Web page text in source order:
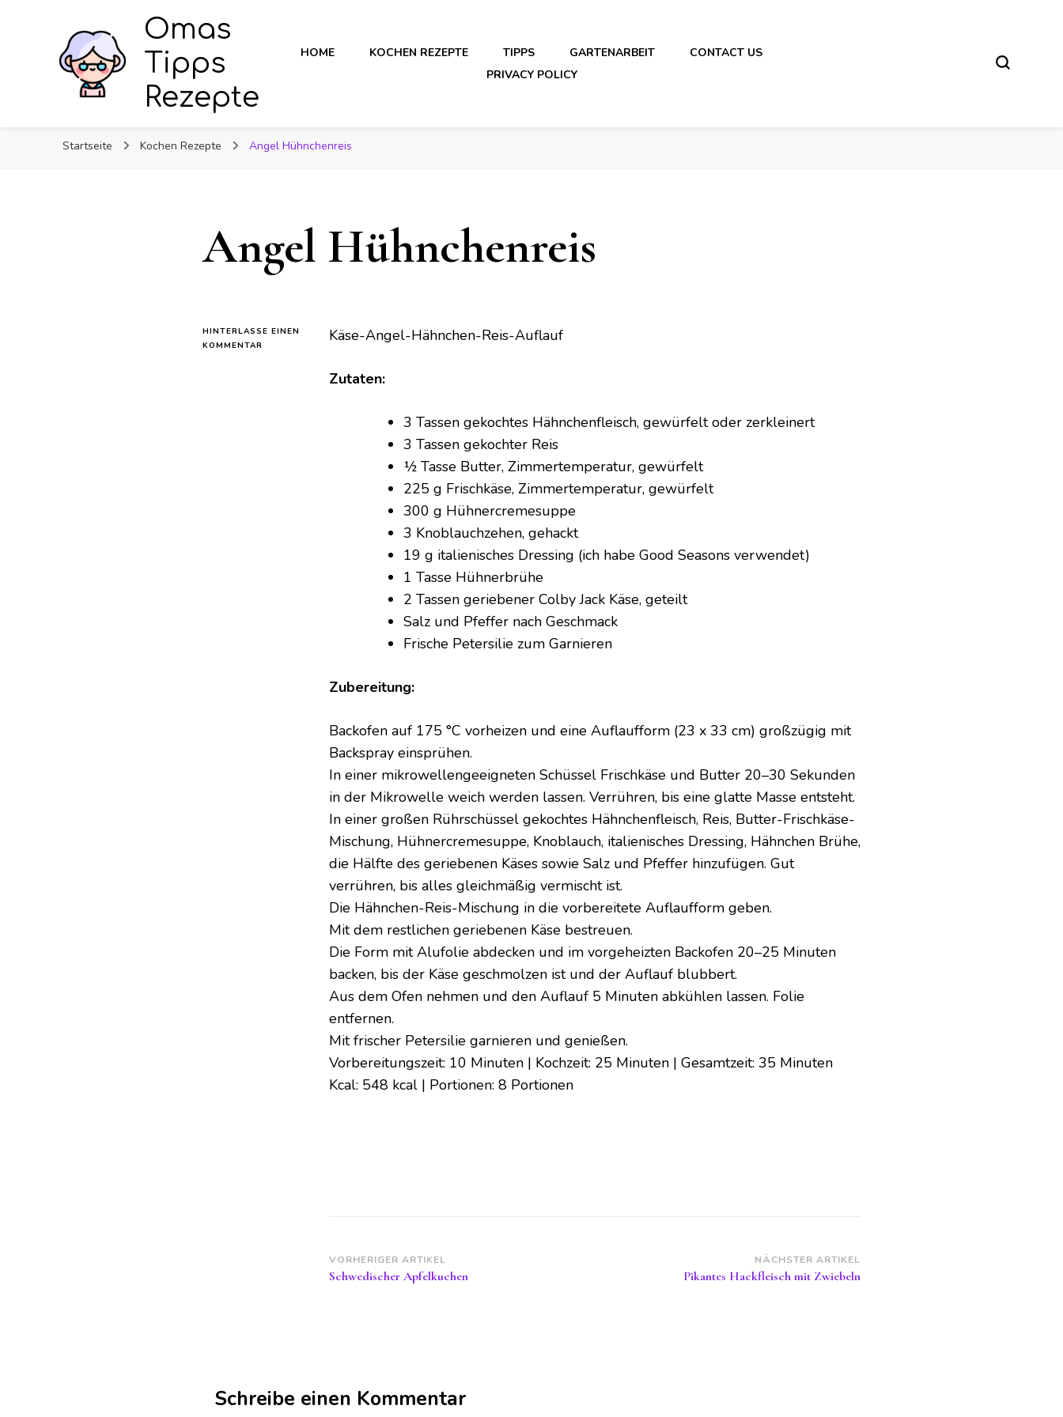
Omas
Tipps
Rezepte
HOME KOCHEN REZEPTE TIPPS GARTENARBEIT
CONTACT US
PRIVACY POLICY
Startseite Kochen Rezepte Angel Hühnchenreis
Angel Hühnchenreis
HINTERLASSE EINEN
KOMMENTAR
HÜHNCHENREIS
Käse-Angel-Hähnchen-Reis-Auflauf
Zutaten:
3 Tassen gekochtes Hähnchenfleisch, gewürfelt oder zerkleinert
3 Tassen gekochter Reis
½ Tasse Butter, Zimmertemperatur, gewürfelt
225 g Frischkäse, Zimmertemperatur, gewürfelt
300 g Hühnercremesuppe
3 Knoblauchzehen, gehackt
19 g italienisches Dressing (ich habe Good Seasons verwendet)
1 Tasse Hühnerbrühe
2 Tassen geriebener Colby Jack Käse, geteilt
Salz und Pfeffer nach Geschmack
Frische Petersilie zum Garnieren
Zubereitung:
Backofen auf 175 °C vorheizen und eine Auflaufform (23 x 33 cm) großzügig mit
Backspray einsprühen.
In einer mikrowellengeeigneten Schüssel Frischkäse und Butter 20–30 Sekunden
in der Mikrowelle weich werden lassen. Verrühren, bis eine glatte Masse entsteht.
In einer großen Rührschüssel gekochtes Hähnchenfleisch, Reis, Butter-Frischkäse-
Mischung, Hühnercremesuppe, Knoblauch, italienisches Dressing, Hähnchen Brühe,
die Hälfte des geriebenen Käses sowie Salz und Pfeffer hinzufügen. Gut
verrühren, bis alles gleichmäßig vermischt ist.
Die Hähnchen-Reis-Mischung in die vorbereitete Auflaufform geben.
Mit dem restlichen geriebenen Käse bestreuen.
Die Form mit Alufolie abdecken und im vorgeheizten Backofen 20–25 Minuten
backen, bis der Käse geschmolzen ist und der Auflauf blubbert.
Aus dem Ofen nehmen und den Auflauf 5 Minuten abkühlen lassen. Folie
entfernen.
Mit frischer Petersilie garnieren und genießen.
Vorbereitungszeit: 10 Minuten | Kochzeit: 25 Minuten | Gesamtzeit: 35 Minuten
Kcal: 548 kcal | Portionen: 8 Portionen
Beitragsnavigation
VORHERIGER ARTIKEL
Schwedischer Apfelkuchen
NÄCHSTER ARTIKEL
Pikantes Hackfleisch mit Zwiebeln
Schreibe einen Kommentar